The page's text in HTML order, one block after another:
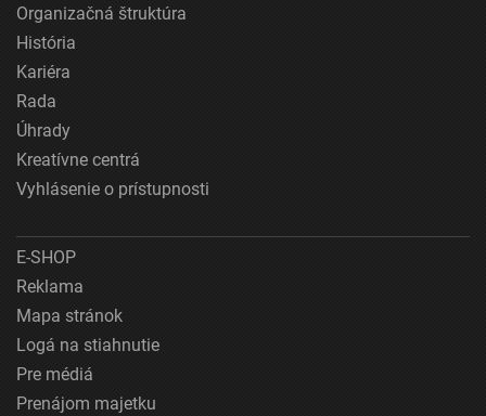
Organizačná štruktúra
História
Kariéra
Rada
Úhrady
Kreatívne centrá
Vyhlásenie o prístupnosti
E-SHOP
Reklama
Mapa stránok
Logá na stiahnutie
Pre médiá
Prenájom majetku